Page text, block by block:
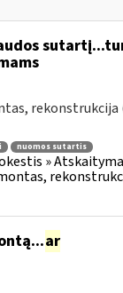
rekonstrukcija
nuomos sutartis
»
ar